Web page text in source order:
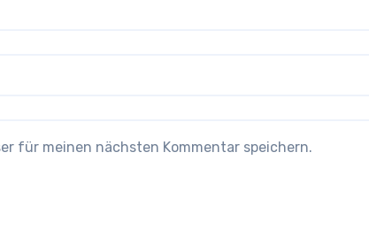
für meinen nächsten Kommentar speichern.